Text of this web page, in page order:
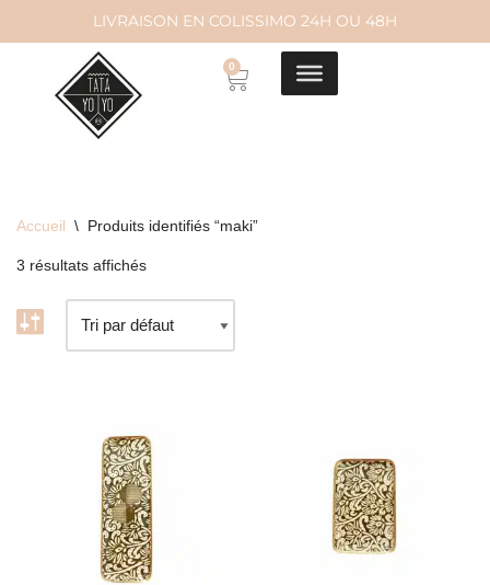
contenu
LIVRAISON EN COLISSIMO 24H OU 48H
0
Accueil \ Produits identifiés “maki”
3 résultats affichés